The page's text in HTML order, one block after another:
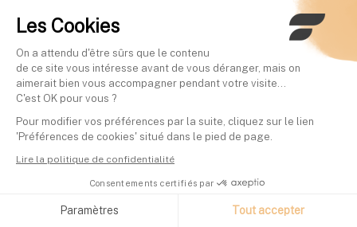
Les Cookies
On a attendu d'être sûrs que le contenu
de ce site vous intéresse avant de vous déranger, mais on
aimerait bien vous accompagner pendant votre visite...
C'est OK pour vous ?
Pour modifier vos préférences par la suite, cliquez sur le lien
'Préférences de cookies' situé dans le pied de page.
Lire la politique de confidentialité
Consentements certifiés par
Paramètres Tout accepter
derniers mois. Celle d'un salarié du privé repose sur les 25
meilleures années de salaire annuel moyen (revalorisées sur
l'inflation des prix), plus la complémentaire Agirc-Arrco. Les
deux régimes obéissent à des règles de calcul distinctes.
Sources
contributif